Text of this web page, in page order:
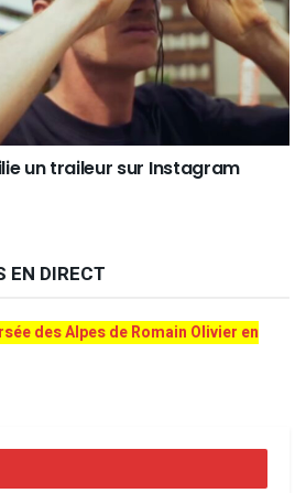
un traileur sur Instagram
EN DIRECT
des Alpes de Romain Olivier en